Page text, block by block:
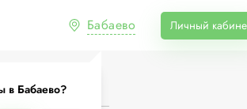
Бабаево
в Бабаево?
Личный